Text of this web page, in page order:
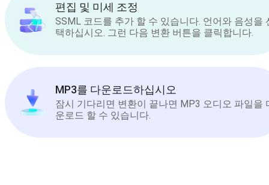
편집 및 미세 조정
SSML 코드를 추가 할 수 있습니다. 언어와 음성을
택하십시오. 그런 다음 변환 버튼을 클릭합니다.
MP3를 다운로드하십시오
잠시 기다리면 변환이 끝나면 MP3 오디오 파일을
운로드 할 수 있습니다.